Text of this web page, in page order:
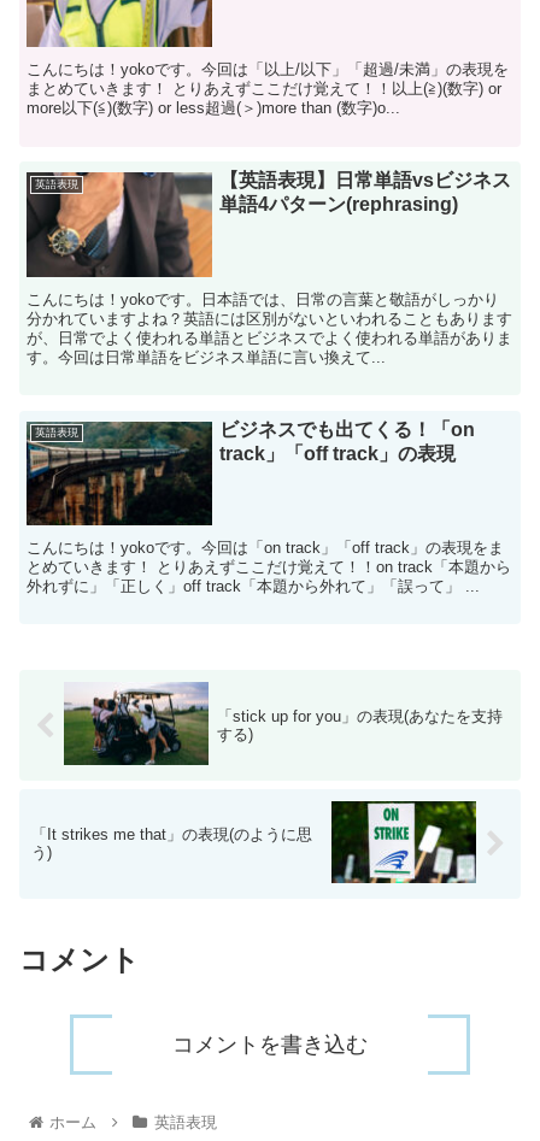
こんにちは！yokoです。今回は「以上/以下」「超過/未満」の表現を
まとめていきます！ とりあえずここだけ覚えて！！以上(≧)(数字) or
more以下(≦)(数字) or less超過(＞)more than (数字)o...
英語表現
【英語表現】日常単語vsビジネス
単語4パターン(rephrasing)
こんにちは！yokoです。日本語では、日常の言葉と敬語がしっかり
分かれていますよね？英語には区別がないといわれることもあります
が、日常でよく使われる単語とビジネスでよく使われる単語がありま
す。今回は日常単語をビジネス単語に言い換えて...
英語表現
ビジネスでも出てくる！「on
track」「off track」の表現
こんにちは！yokoです。今回は「on track」「off track」の表現をま
とめていきます！ とりあえずここだけ覚えて！！on track「本題から
外れずに」「正しく」off track「本題から外れて」「誤って」 ...
「stick up for you」の表現(あなたを支持
する)
「It strikes me that」の表現(のように思
う)
コメント
コメントを書き込む
ホーム 英語表現